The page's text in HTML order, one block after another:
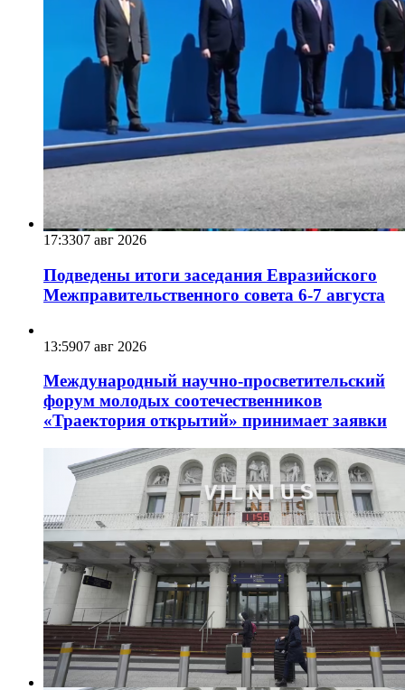
17:3307 авг 2026
Подведены итоги заседания Евразийского
Межправительственного совета 6-7 августа
13:5907 авг 2026
Международный научно-просветительский
форум молодых соотечественников
«Траектория открытий» принимает заявки